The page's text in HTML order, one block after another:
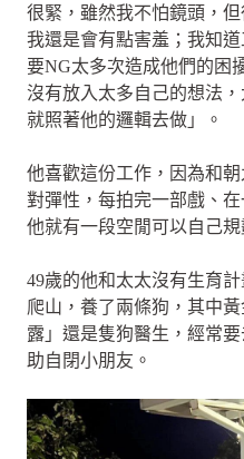
很緊，雖然我不怕鏡頭，
我還是會有點害羞；我知
要NG太多次造成他們的困
沒有放入太多自己的想法
就照著他的邏輯去做」。
他喜歡這份工作，因為和
對彈性，每拍完一部戲、
他就有一段空閒可以自己規
49歲的他和太太沒有生育
爬山，養了兩條狗，其中
露」還是隻狗醫生，經常
助自閉小朋友。